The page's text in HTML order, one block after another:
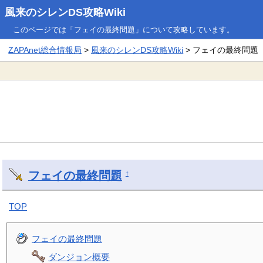
風来のシレンDS攻略Wiki
このページでは「フェイの最終問題」について攻略しています。
ZAPAnet総合情報局 > 風来のシレンDS攻略Wiki > フェイの最終問題
フェイの最終問題 †
TOP
フェイの最終問題
ダンジョン概要